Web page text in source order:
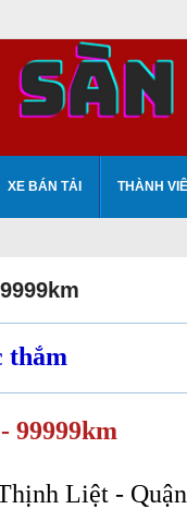
XE BÁN TẢI THÀNH
thắm
99999km
Liệt -